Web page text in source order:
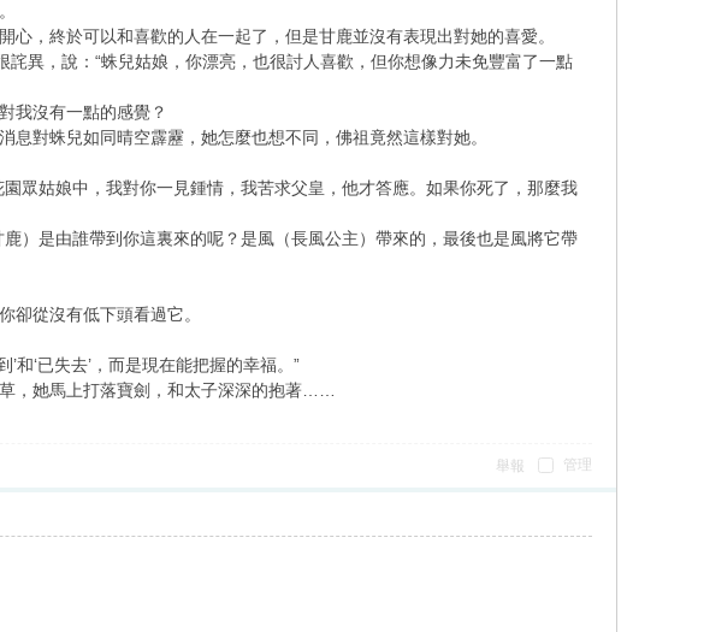
，終於可以和喜歡的人在一起了，但是甘鹿並沒有表現出對她的喜愛。
異，說：“蛛兒姑娘，你漂亮，也很討人喜歡，但你想像力未免豐富了一點
我沒有一點的感覺？
對蛛兒如同晴空霹靂，她怎麼也想不同，佛祖竟然這樣對她。
眾姑娘中，我對你一見鍾情，我苦求父皇，他才答應。如果你死了，那麼我
）是由誰帶到你這裏來的呢？是風（長風公主）帶來的，最後也是風將它帶
卻從沒有低下頭看過它。
和‘已失去’，而是現在能把握的幸福。”
，她馬上打落寶劍，和太子深深的抱著……
管理
舉報